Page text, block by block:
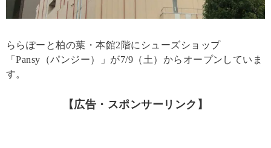
ららぽーと柏の葉・本館2階にシューズショップ
「Pansy（パンジー）」が7/9（土）からオープンしていま
す。
【広告・スポンサーリンク】